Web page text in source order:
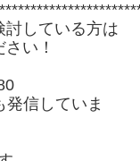
討している方は
い！
信していま